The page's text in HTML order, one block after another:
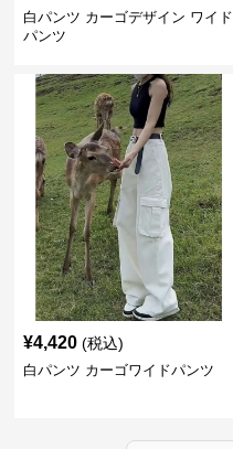
白パンツ カーゴデザイン ワイド
パンツ
¥4,420 (税込)
白パンツ カーゴワイドパンツ